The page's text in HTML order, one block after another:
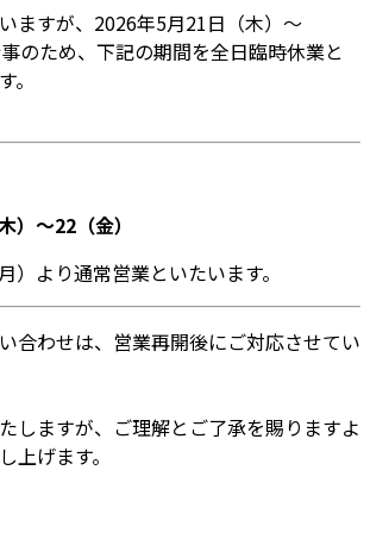
ますが、2026年5月21日（木）〜
のため、下記の期間を全日臨時休業と
。
）〜22（金）
）より通常営業といたいます。
合わせは、営業再開後にご対応させてい
しますが、ご理解とご了承を賜りますよ
上げます。